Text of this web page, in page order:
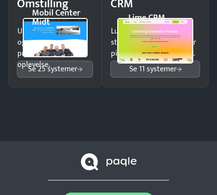
Omstilling
Mobil Center
Midt
Undgå tabte opkald
og giv kunderne en
professionel
oplevelse.
Se 25 systemer
CRM
Lime CRM
Luk flere salg med et
struktureret overblik over
pipeline og opfølgninger.
Se 11 systemer